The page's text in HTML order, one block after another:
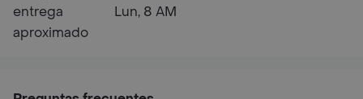
entrega
aproximado
Lun, 8 AM